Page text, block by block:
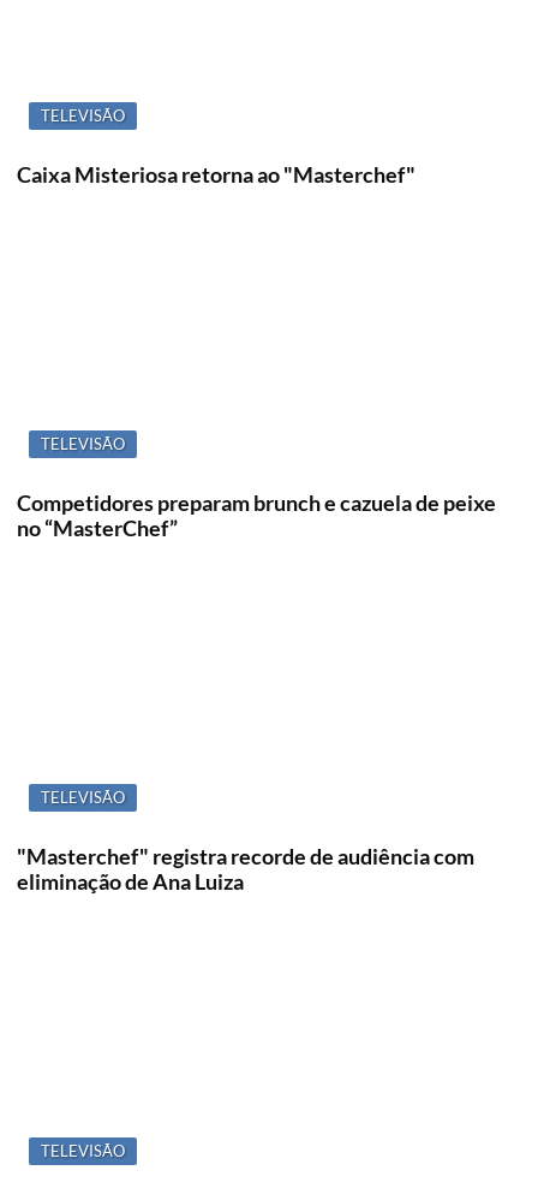
TELEVISÃO
Caixa Misteriosa retorna ao "Masterchef"
TELEVISÃO
Competidores preparam brunch e cazuela de peixe
no “MasterChef”
TELEVISÃO
"Masterchef" registra recorde de audiência com
eliminação de Ana Luiza
TELEVISÃO